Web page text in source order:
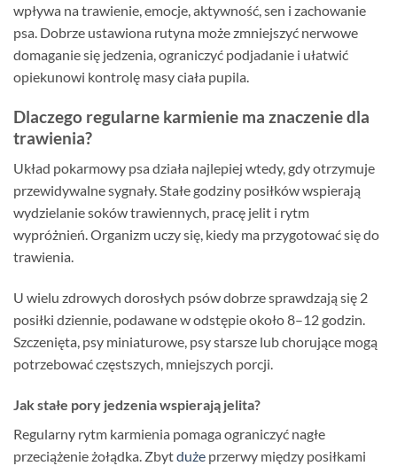
wpływa na trawienie, emocje, aktywność, sen i zachowanie
psa. Dobrze ustawiona rutyna może zmniejszyć nerwowe
domaganie się jedzenia, ograniczyć podjadanie i ułatwić
opiekunowi kontrolę masy ciała pupila.
Dlaczego regularne karmienie ma znaczenie dla
trawienia?
Układ pokarmowy psa działa najlepiej wtedy, gdy otrzymuje
przewidywalne sygnały. Stałe godziny posiłków wspierają
wydzielanie soków trawiennych, pracę jelit i rytm
wypróżnień. Organizm uczy się, kiedy ma przygotować się do
trawienia.
U wielu zdrowych dorosłych psów dobrze sprawdzają się 2
posiłki dziennie, podawane w odstępie około 8–12 godzin.
Szczenięta, psy miniaturowe, psy starsze lub chorujące mogą
potrzebować częstszych, mniejszych porcji.
Jak stałe pory jedzenia wspierają jelita?
Regularny rytm karmienia pomaga ograniczyć nagłe
przeciążenie żołądka. Zbytduże przerwy między posiłkami